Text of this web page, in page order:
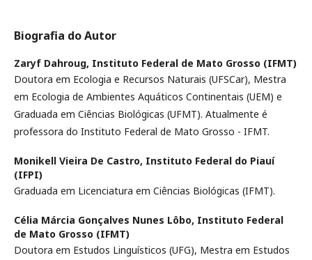
Biografia do Autor
Zaryf Dahroug, Instituto Federal de Mato Grosso (IFMT)
Doutora em Ecologia e Recursos Naturais (UFSCar), Mestra
em Ecologia de Ambientes Aquáticos Continentais (UEM) e
Graduada em Ciências Biológicas (UFMT). Atualmente é
professora do Instituto Federal de Mato Grosso - IFMT.
Monikell Vieira De Castro, Instituto Federal do Piauí
(IFPI)
Graduada em Licenciatura em Ciências Biológicas (IFMT).
Célia Márcia Gonçalves Nunes Lôbo, Instituto Federal
de Mato Grosso (IFMT)
Doutora em Estudos Linguísticos (UFG), Mestra em Estudos